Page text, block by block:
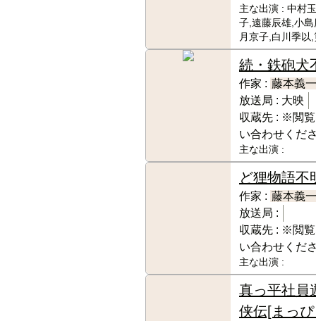
主な出演 : 中村
子,遠藤辰雄,小
月京子,白川季以
続・鉄砲犬
作家 : 藤本義一
放送局 : 大映
収蔵先 : ※閲覧
い合わせくだ
主な出演 :
ど狸物語不
作家 : 藤本義一
放送局 :
収蔵先 : ※閲覧
い合わせくだ
主な出演 :
真っ平社員
侠伝[まっ